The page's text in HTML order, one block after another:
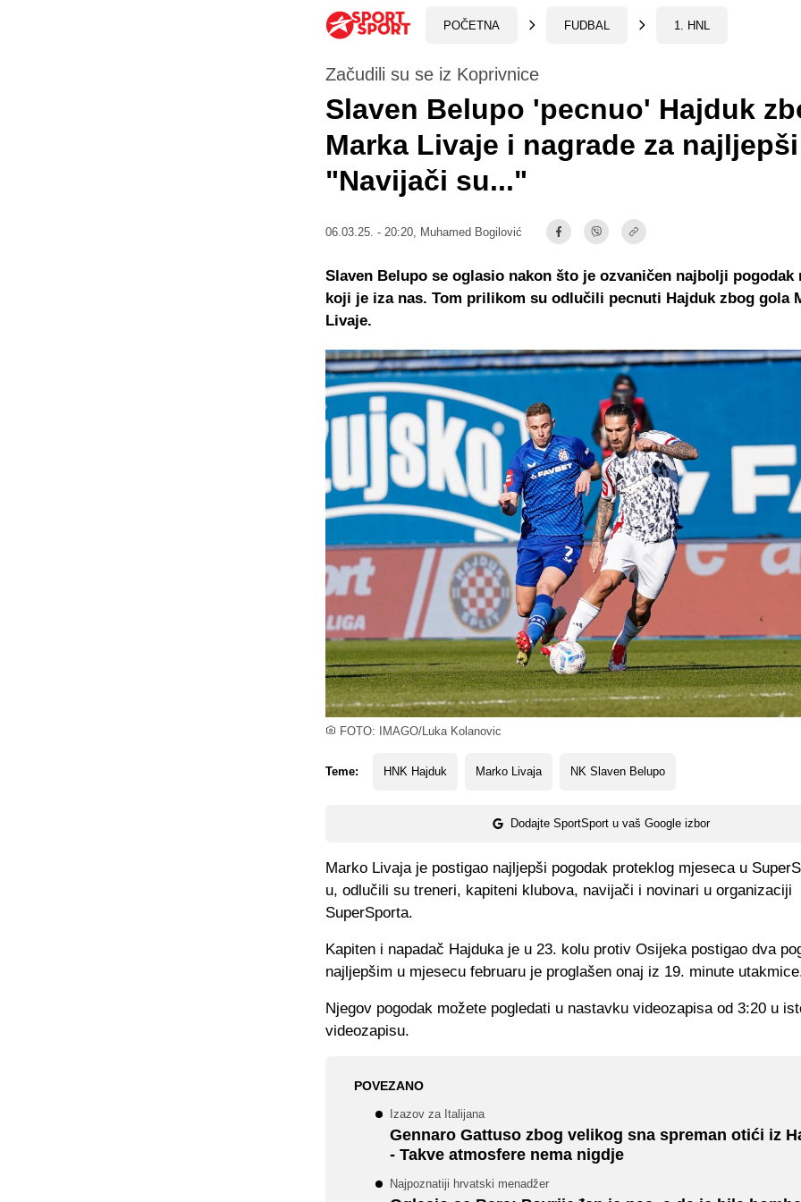
POČETNA FUDBAL 1. HNL
FOTO: IMAGO/Luka Kolanovic
Začudili su se iz Koprivnice
Slaven Belupo 'pecnuo' Hajduk
Marka Livaje i nagrade za
"Navijači su..."
06.03.25. - 20:20, Muhamed Bogilović
Teme: HNK Hajduk Marko Livaja NK Slaven Belupo
Dodajte SportSport u vaš Google izbor
Slaven Belupo se oglasio nakon što je ozvaničen najbolji pogodak
koji je iza nas. Tom prilikom su odlučili pecnuti Hajduk zbog gola
Livaje.
Marko Livaja je postigao najljepši pogodak proteklog mjeseca u
u, odlučili su treneri, kapiteni klubova, navijači i novinari u organizaciji
SuperSporta.
Kapiten i napadač Hajduka je u 23. kolu protiv Osijeka postigao dva
najljepšim u mjesecu februaru je proglašen onaj iz 19. minute
Njegov pogodak možete pogledati u nastavku videozapisa od 3:20 u
videozapisu.
POVEZANO
Izazov za Italijana
Gennaro Gattuso zbog velikog sna spreman otići iz
- Takve atmosfere nema nigdje
Najpoznatiji hrvatski menadžer